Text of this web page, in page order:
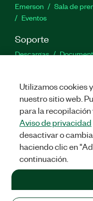
Emerson
Sala de
Eventos
Soporte
Descargas
©NATIONAL INSTRUMENTS
RESERVADOS.
Utilizamos cookies
nuestro sitio web.
para la
Aviso de privacidad
desactivar o
haciendo clic en
continuación.